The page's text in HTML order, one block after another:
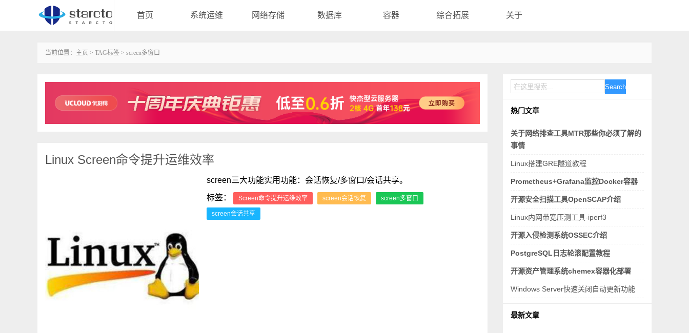
首页 系统运维 网络存储 数据库 容器 综合拓展 关于
当前位置： 主页 > TAG标签 > screen多窗口
Linux Screen命令提升运维效率
screen三大功能实用功能：会话恢复/多窗口/会话共享。
标签：
Screen命令提升运维效率 screen会话恢复 screen多窗口
screen会话共享
Search
热门文章
关于网络排查工具MTR那些你必须了解的
事情
Linux搭建GRE隧道教程
Prometheus+Grafana监控Docker容器
开源安全扫描工具OpenSCAP介绍
Linux内网带宽压测工具-iperf3
开源入侵检测系统OSSEC介绍
PostgreSQL日志轮滚配置教程
开源资产管理系统chemex容器化部署
Windows Server快速关闭自动更新功能
最新文章